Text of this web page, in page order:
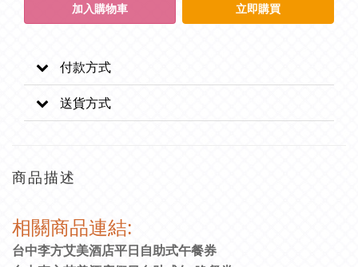
加入購物車 立即購買
付款方式
送貨方式
商品描述
相關商品連結:
台中李方艾美酒店平日自助式午餐券